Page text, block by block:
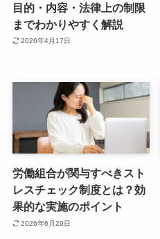
目的・内容・法律上の制限
までわかりやすく解説
2026年4月17日
労働組合が関与すべきスト
レスチェック制度とは？効
果的な実施のポイント
2026年6月29日